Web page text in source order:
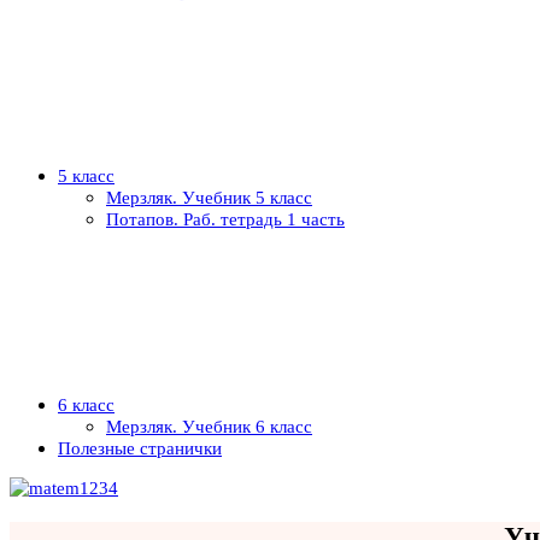
5 класс
Мерзляк. Учебник 5 класс
Потапов. Раб. тетрадь 1 часть
6 класс
Мерзляк. Учебник 6 класс
Полезные странички